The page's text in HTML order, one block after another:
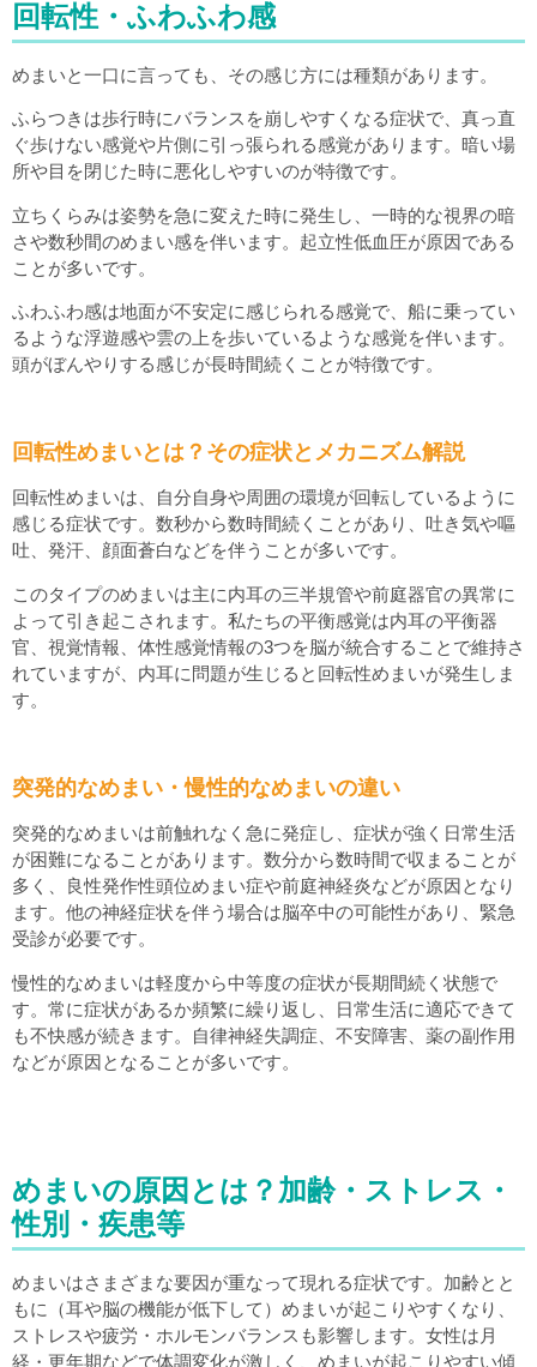
回転性・ふわふわ感
めまいと一口に言っても、その感じ方には種類があります。
ふらつきは歩行時にバランスを崩しやすくなる症状で、真っ直
ぐ歩けない感覚や片側に引っ張られる感覚があります。暗い場
所や目を閉じた時に悪化しやすいのが特徴です。
立ちくらみは姿勢を急に変えた時に発生し、一時的な視界の暗
さや数秒間のめまい感を伴います。起立性低血圧が原因である
ことが多いです。
ふわふわ感は地面が不安定に感じられる感覚で、船に乗ってい
るような浮遊感や雲の上を歩いているような感覚を伴います。
頭がぼんやりする感じが長時間続くことが特徴です。
回転性めまいとは？その症状とメカニズム解説
回転性めまいは、自分自身や周囲の環境が回転しているように
感じる症状です。数秒から数時間続くことがあり、吐き気や嘔
吐、発汗、顔面蒼白などを伴うことが多いです。
このタイプのめまいは主に内耳の三半規管や前庭器官の異常に
よって引き起こされます。私たちの平衡感覚は内耳の平衡器
官、視覚情報、体性感覚情報の3つを脳が統合することで維持さ
れていますが、内耳に問題が生じると回転性めまいが発生しま
す。
突発的なめまい・慢性的なめまいの違い
突発的なめまいは前触れなく急に発症し、症状が強く日常生活
が困難になることがあります。数分から数時間で収まることが
多く、良性発作性頭位めまい症や前庭神経炎などが原因となり
ます。他の神経症状を伴う場合は脳卒中の可能性があり、緊急
受診が必要です。
慢性的なめまいは軽度から中等度の症状が長期間続く状態で
す。常に症状があるか頻繁に繰り返し、日常生活に適応できて
も不快感が続きます。自律神経失調症、不安障害、薬の副作用
などが原因となることが多いです。
めまいの原因とは？加齢・ストレス・
性別・疾患等
めまいはさまざまな要因が重なって現れる症状です。加齢とと
もに（耳や脳の機能が低下して）めまいが起こりやすくなり、
ストレスや疲労・ホルモンバランスも影響します。女性は月
経・更年期などで体調変化が激しく、めまいが起こりやすい傾